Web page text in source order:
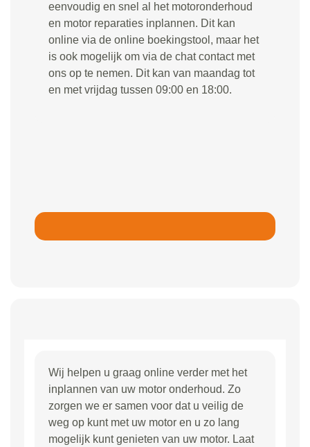
eenvoudig en snel al het motoronderhoud
en motor reparaties inplannen. Dit kan
online via de online boekingstool, maar het
is ook mogelijk om via de chat contact met
ons op te nemen. Dit kan van maandag tot
en met vrijdag tussen 09:00 en 18:00.
Wij helpen u graag online verder met het
inplannen van uw motor onderhoud. Zo
zorgen we er samen voor dat u veilig de
weg op kunt met uw motor en u zo lang
mogelijk kunt genieten van uw motor. Laat